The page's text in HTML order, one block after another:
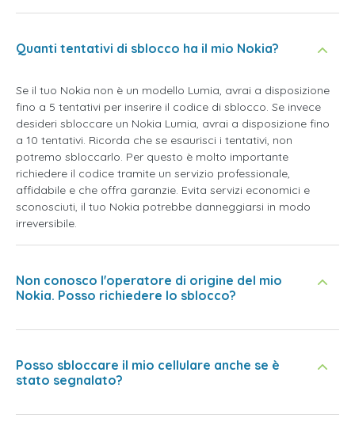
Quanti tentativi di sblocco ha il mio Nokia?
Se il tuo Nokia non è un modello Lumia, avrai a disposizione
fino a 5 tentativi per inserire il codice di sblocco. Se invece
desideri sbloccare un Nokia Lumia, avrai a disposizione fino
a 10 tentativi. Ricorda che se esaurisci i tentativi, non
potremo sbloccarlo. Per questo è molto importante
richiedere il codice tramite un servizio professionale,
affidabile e che offra garanzie. Evita servizi economici e
sconosciuti, il tuo Nokia potrebbe danneggiarsi in modo
irreversibile.
Non conosco l'operatore di origine del mio
Nokia. Posso richiedere lo sblocco?
Posso sbloccare il mio cellulare anche se è
stato segnalato?